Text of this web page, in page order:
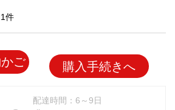
件
ご 購入手続きへ
配達時間：6～9日